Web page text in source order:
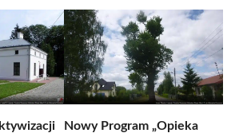
Nowy Program „Opieka